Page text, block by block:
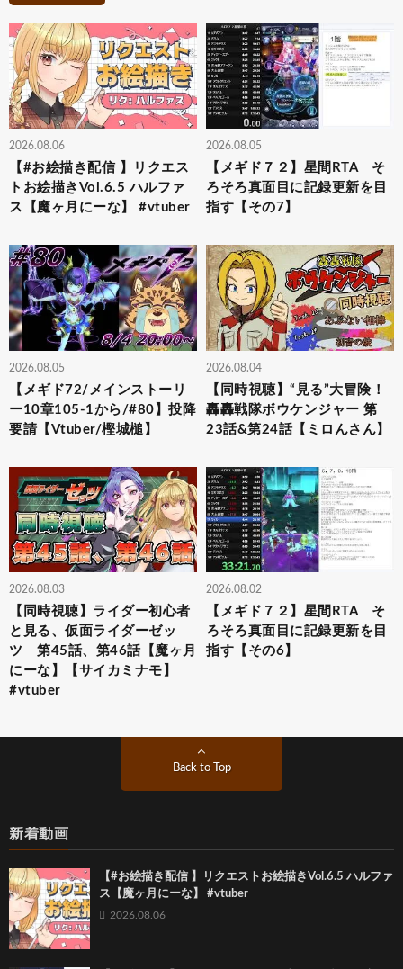
2026.08.06
【#お絵描き配信 】リクエス
トお絵描きVol.6.5 ハルファ
ス【魔ヶ月にーな】 #vtuber
2026.08.05
【メギド７２】星間RTA そ
ろそろ真面目に記録更新を目
指す【その7】
2026.08.05
【メギド72/メインストーリ
ー10章105-1から/#80】投降
要請【Vtuber/樫城槌】
2026.08.04
【同時視聴】“見る”大冒険！
轟轟戦隊ボウケンジャー 第
23話&第24話【ミロんさん】
2026.08.03
【同時視聴】ライダー初心者
と見る、仮面ライダーゼッ
ツ 第45話、第46話【魔ヶ月
にーな】【サイカミナモ】
#vtuber
2026.08.02
【メギド７２】星間RTA そ
ろそろ真面目に記録更新を目
指す【その6】
Back to Top
新着動画
【#お絵描き配信 】リクエストお絵描きVol.6.5 ハルファ
ス【魔ヶ月にーな】 #vtuber
2026.08.06